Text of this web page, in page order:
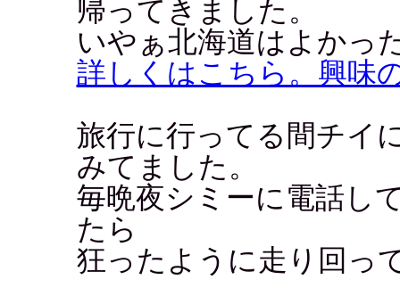
帰ってきました。
いやぁ北海道はよかっ
詳しくはこちら。興味
旅行に行ってる間チイ
みてました。
毎晩夜シミーに電話し
たら
狂ったように走り回っ